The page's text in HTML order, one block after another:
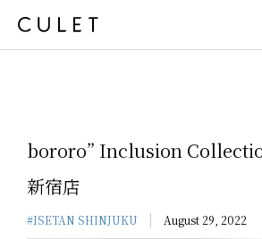
News
bororo” Inclusion
新宿店
#ISETAN SHINJUKU August 29, 2022